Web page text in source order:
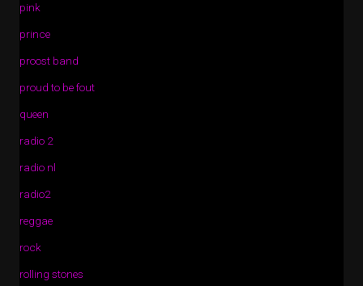
pink
prince
proost band
proud to be fout
queen
radio 2
radio nl
radio2
reggae
rock
rolling stones